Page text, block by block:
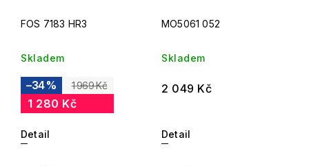
FOS 7183 HR3
Skladem
1 969 Kč
–34 %
1 280 Kč
Detail
MO5061 052
Skladem
2 049 Kč
Detail